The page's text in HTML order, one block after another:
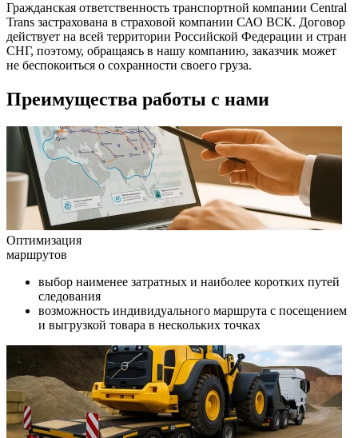
Гражданская ответственность транспортной компании Central
Trans застрахована в страховой компании САО ВСК. Договор
действует на всей территории Российской Федерации и стран
СНГ, поэтому, обращаясь в нашу компанию, заказчик может
не беспокоиться о сохранности своего груза.
Преимущества работы с нами
Оптимизация
маршрутов
выбор наименее затратных и наиболее коротких путей
следования
возможность индивидуального маршрута с посещением
и выгрузкой товара в нескольких точках